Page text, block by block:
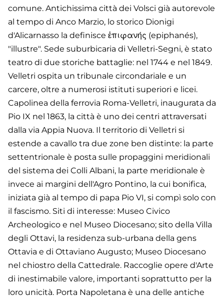
comune. Antichissima città dei Volsci già autorevole
al tempo di Anco Marzio, lo storico Dionigi
d'Alicarnasso la definisce ἐπιφανής (epiphanés),
"illustre". Sede suburbicaria di Velletri-Segni, è stato
teatro di due storiche battaglie: nel 1744 e nel 1849.
Velletri ospita un tribunale circondariale e un
carcere, oltre a numerosi istituti superiori e licei.
Capolinea della ferrovia Roma-Velletri, inaugurata da
Pio IX nel 1863, la città è uno dei centri attraversati
dalla via Appia Nuova. Il territorio di Velletri si
estende a cavallo tra due zone ben distinte: la parte
settentrionale è posta sulle propaggini meridionali
del sistema dei Colli Albani, la parte meridionale è
invece ai margini dell'Agro Pontino, la cui bonifica,
iniziata già al tempo di papa Pio VI, si compì solo con
il fascismo. Siti di interesse: Museo Civico
Archeologico e nel Museo Diocesano; sito della Villa
degli Ottavi, la residenza sub-urbana della gens
Ottavia e di Ottaviano Augusto; Museo Diocesano
nel chiostro della Cattedrale. Raccoglie opere d'Arte
di inestimabile valore, importanti soprattutto per la
loro unicità. Porta Napoletana è una delle antiche